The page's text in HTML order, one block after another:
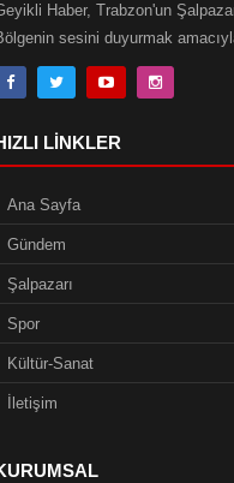
Haber, Trabzon'un
sesini duyurmak
LINKLER
Ana Sayfa
Gündem
Şalpazarı
Spor
Kültür-Sanat
İletişim